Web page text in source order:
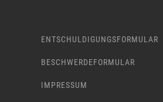
ENTSCHULDIGUNGSFORMULAR
BESCHWERDEFORMULAR
IMPRESSUM